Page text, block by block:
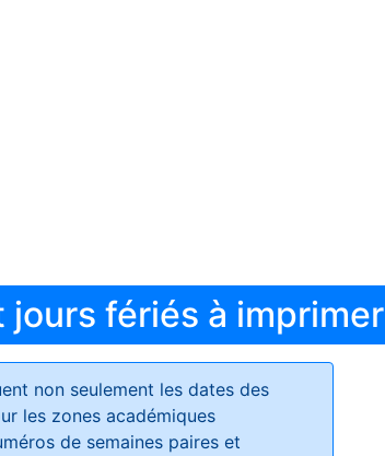
fériés à imprimer
non seulement les dates des
les zones académiques
de semaines paires et